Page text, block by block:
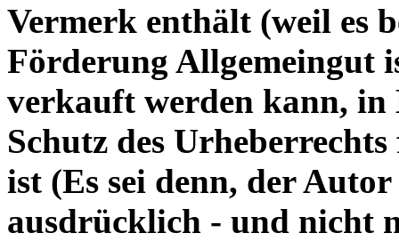
Vermerk enthält (weil es
Förderung Allgemeingut
verkauft werden kann, in
Schutz des
ist (Es sei denn, der
ausdrücklich - und nicht